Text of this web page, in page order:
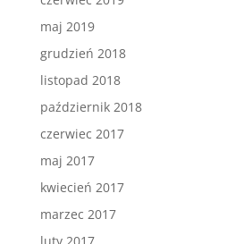
maj 2019
grudzień 2018
listopad 2018
październik 2018
czerwiec 2017
maj 2017
kwiecień 2017
marzec 2017